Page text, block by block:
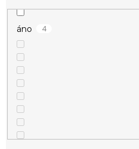
zlatá
áno 4